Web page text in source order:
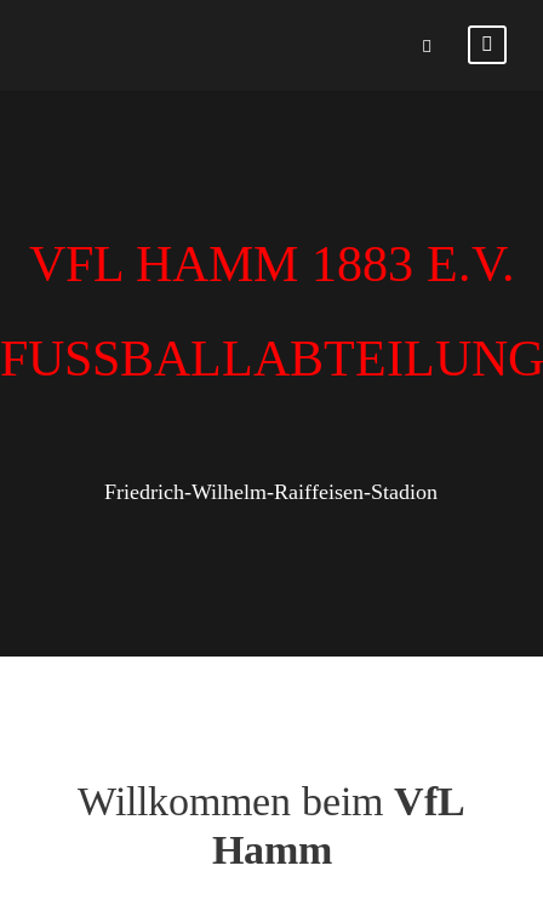
VFL HAMM 1883 E.V.
FUSSBALLABTEILUNG
Friedrich-Wilhelm-Raiffeisen-Stadion
Willkommen beim VfL
Hamm